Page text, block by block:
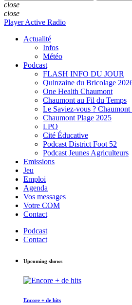
close
close
Player Active Radio
Actualité
Infos
Météo
Podcast
FLASH INFO DU JOUR
Quinzaine du Bricolage
One Health Chaumont
Chaumont au Fil du Temps
Le Saviez-vous ? Chaumont
Chaumont Plage 2025
LPO
Cité Éducative
Podcast District Foot 52
Podcast Jeunes Agriculteurs
Emissions
Jeu
Emploi
Agenda
Vos messages
Votre COM
Contact
Podcast
Contact
Upcoming shows
Encore + de hits